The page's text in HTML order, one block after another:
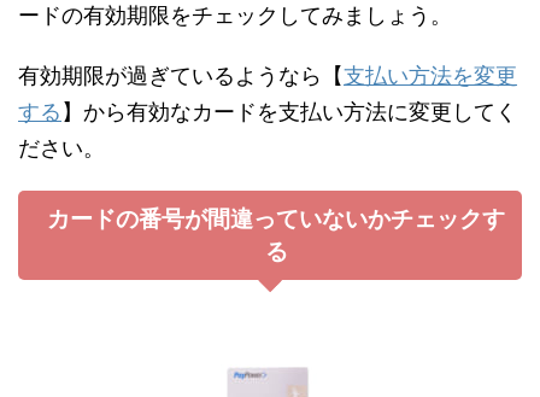
ードの有効期限をチェックしてみましょう。
有効期限が過ぎているようなら【支払い方法を変更
する 】から有効なカードを支払い方法に変更してく
ださい。
カードの番号が間違っていないかチェックす
る